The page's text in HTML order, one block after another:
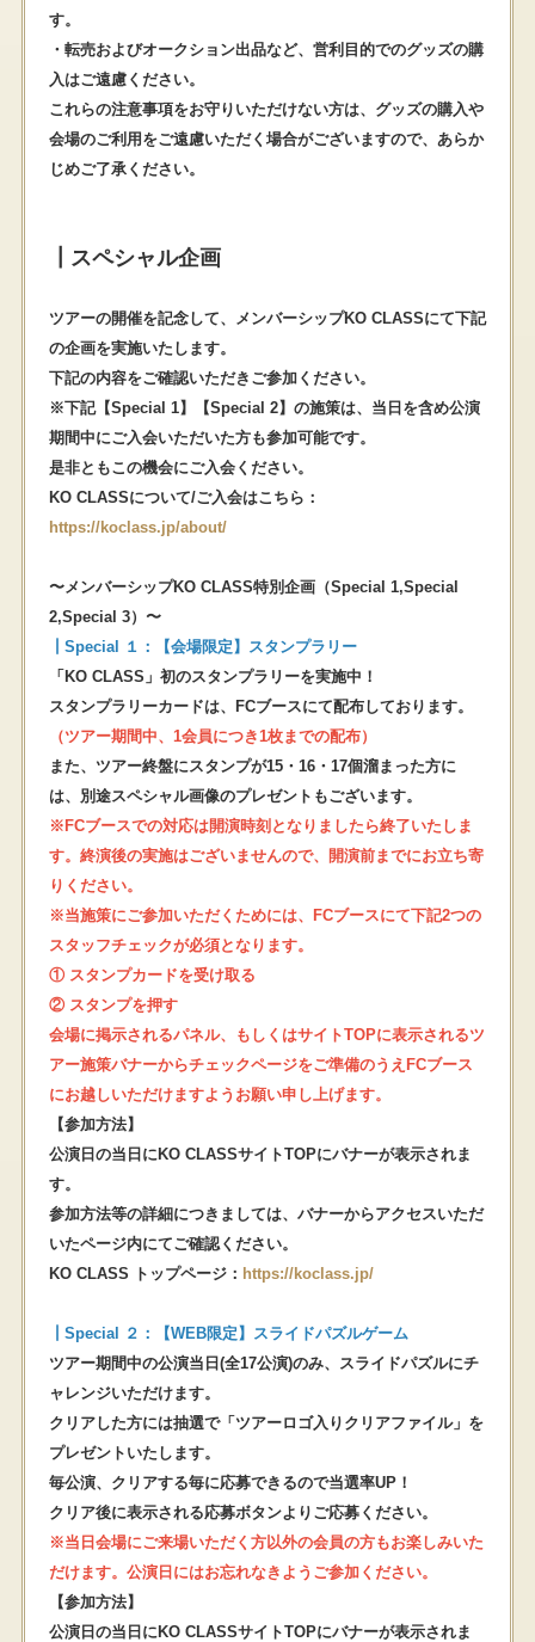
す。
・転売およびオークション出品など、営利目的でのグッズの購
入はご遠慮ください。
これらの注意事項をお守りいただけない方は、グッズの購入や
会場のご利用をご遠慮いただく場合がございますので、あらか
じめご了承ください。
┃スペシャル企画
ツアーの開催を記念して、メンバーシップKO CLASSにて下記
の企画を実施いたします。
下記の内容をご確認いただきご参加ください。
※下記【Special 1】【Special 2】の施策は、当日を含め公演
期間中にご入会いただいた方も参加可能です。
是非ともこの機会にご入会ください。
KO CLASSについて/ご入会はこちら ：
https://koclass.jp/about/
〜メンバーシップKO CLASS特別企画（Special 1,Special
2,Special 3）〜
┃Special １：【会場限定】スタンプラリー
「KO CLASS」初のスタンプラリーを実施中！
スタンプラリーカードは、FCブースにて配布しております。
（ツアー期間中、1会員につき1枚までの配布）
また、ツアー終盤にスタンプが15・16・17個溜まった方に
は、別途スペシャル画像のプレゼントもございます。
※FCブースでの対応は開演時刻となりましたら終了いたしま
す。終演後の実施はございませんので、開演前までにお立ち寄
りください。
※当施策にご参加いただくためには、FCブースにて下記2つの
スタッフチェックが必須となります。
① スタンプカードを受け取る
② スタンプを押す
会場に掲示されるパネル、もしくはサイトTOPに表示されるツ
アー施策バナーからチェックページをご準備のうえFCブース
にお越しいただけますようお願い申し上げます。
【参加方法】
公演日の当日にKO CLASSサイトTOPにバナーが表示されま
す。
参加方法等の詳細につきましては、バナーからアクセスいただ
いたページ内にてご確認ください。
KO CLASS トップページ： https://koclass.jp/
┃Special ２：
【WEB限定】スライドパズルゲーム
ツアー期間中の公演当日(全17公演)のみ、スライドパズルにチ
ャレンジいただけます。
クリアした方には抽選で「ツアーロゴ入りクリアファイル」を
プレゼントいたします。
毎公演、クリアする毎に応募できるので当選率UP！
クリア後に表示される応募ボタンよりご応募ください。
※当日会場にご来場いただく方以外の会員の方もお楽しみいた
だけます。公演日にはお忘れなきようご参加ください。
【参加方法】
公演日の当日にKO CLASSサイトTOPにバナーが表示されま